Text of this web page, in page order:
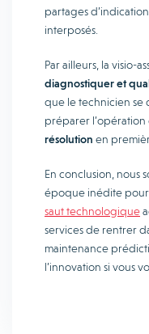
partages
interposés.
Par ailleurs, la visio-
diagnostiquer et
que le technicien se
préparer l’opération
résolution en
En conclusion, nous
époque inédite pour
saut technologique
services de rentrer
maintenance
l’innovation si vous